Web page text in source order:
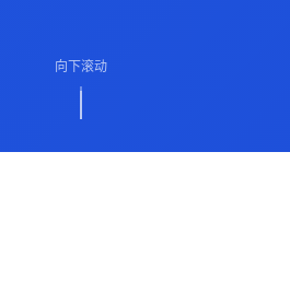
向下滚动